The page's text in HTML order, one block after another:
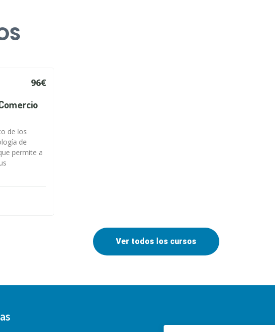
96€
de los
de
permite a
Ver todos los cursos